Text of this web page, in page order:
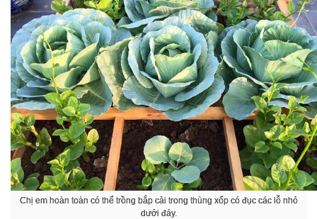
Chị em hoàn toàn có thể trồng bắp cải trong thùng xốp có đục các lỗ nhỏ
dưới đáy.